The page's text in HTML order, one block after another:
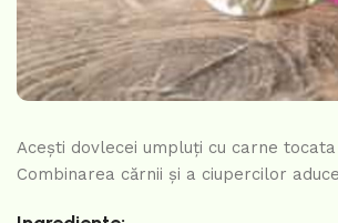
Acești dovlecei umpluți cu carne
Combinarea cărnii și a ciupercilor